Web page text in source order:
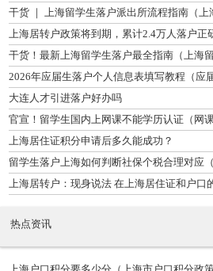
享）
干货 ｜ 上海留学生落户派出所流程指南（
件）
上海居转户政策将到期，累计2.4万人落户正
干货！最新上海留学生落户最全指南（上海
2026年应届生落户个人信息表填写教程（应
大连人才引进落户好办吗
官宣！留学生国内上网课不能学历认证（网
上海居住证积分申请后多久能成功？
留学生落户上海如何判断社保个税合理对应
上海居转户：现身说法 在上海居住证和户口
热点资讯